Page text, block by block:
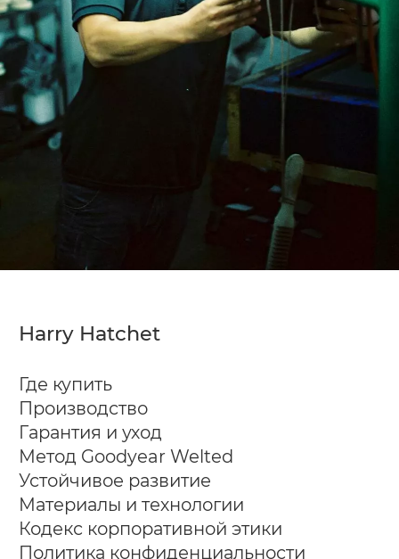
Harry Hatchet
Где купить
Производство
Гарантия и уход
Метод Goodyear Welted
Устойчивое развитие
Материалы и технологии
Кодекс корпоративной этики
Политика конфиденциальности